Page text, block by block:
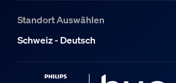
Standort Auswählen
Schweiz - Deutsch